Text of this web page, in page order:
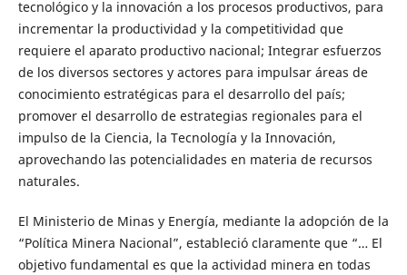
tecnológico y la innovación a los procesos productivos, para
incrementar la productividad y la competitividad que
requiere el aparato productivo nacional; Integrar esfuerzos
de los diversos sectores y actores para impulsar áreas de
conocimiento estratégicas para el desarrollo del país;
promover el desarrollo de estrategias regionales para el
impulso de la Ciencia, la Tecnología y la Innovación,
aprovechando las potencialidades en materia de recursos
naturales.
El Ministerio de Minas y Energía, mediante la adopción de la
“Política Minera Nacional”, estableció claramente que “… El
objetivo fundamental es que la actividad minera en todas